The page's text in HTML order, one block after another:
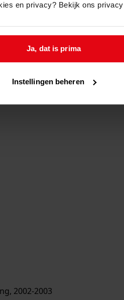
en privacy? Bekijk ons
Ja, dat is prima
Instellingen beheren
2002-2003